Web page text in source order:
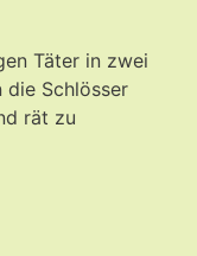
Täter in zwei
die Schlösser
rät zu